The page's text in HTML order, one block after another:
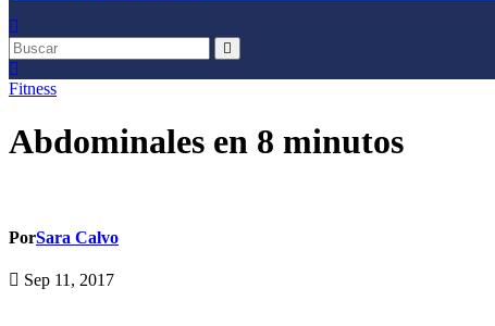
Fitness
Abdominales en 8 minutos
PorSara Calvo
Sep 11, 2017